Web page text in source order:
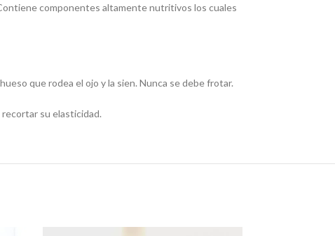
componentes altamente nutritivos los cuales
que rodea el ojo y la sien. Nunca se debe frotar.
recortar su elasticidad.